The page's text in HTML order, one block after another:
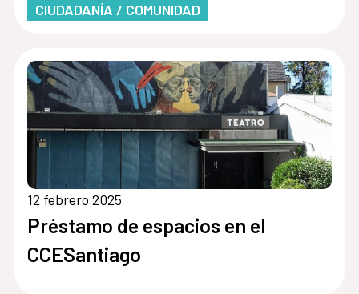
CIUDADANÍA / COMUNIDAD
12 febrero 2025
Préstamo de espacios en el
CCESantiago